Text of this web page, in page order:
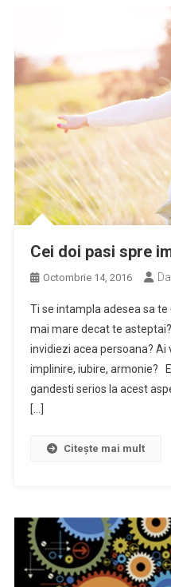
Cei doi pasi spre
Octombrie 14, 2016
Ti se intampla adesea sa
mai mare decat te
invidiezi acea persoana? Ai
implinire, iubire, armonie?
gandesti serios la acest
[…]
Citește mai mult